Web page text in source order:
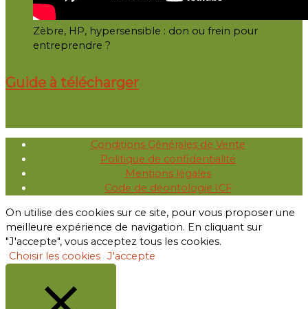
Zèbre, HP, hypersensible : don ou frein pour
entreprendre ?
Guide à télécharger
Conditions Générales de Vente
Politique de confidentialité
Mentions légales
Code de déontologie ICF
On utilise des cookies sur ce site, pour vous proposer une
meilleure expérience de navigation. En cliquant sur
"J'accepte", vous acceptez tous les cookies.
Choisir les cookies J'accepte